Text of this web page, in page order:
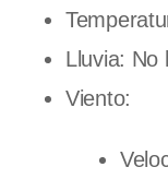
Lluvia: No
Viento: